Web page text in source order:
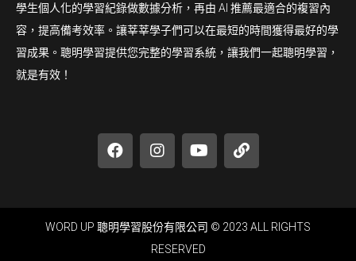
學生個人化的學習紀錄做數據分析，再由 AI 推薦最適合的複習內
容，提高備考效率。讓莘莘學子們可以在最短的時間獲得最好的學
習成果。聰明學習提供您完整的學習系統，讓我們一起聰明學習，
就是有效！
WORD UP 聰明學習股份有限公司 © 2023 ALL RIGHTS
RESERVED​